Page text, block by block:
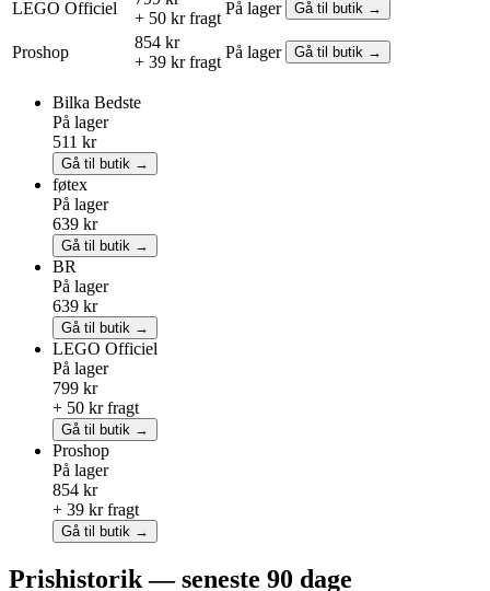
LEGO Officiel
+ 50 kr fragt
På lager Gå til butik →
Proshop
854 kr
+ 39 kr fragt
På lager Gå til butik →
Bilka Bedste
På lager
511 kr
Gå til butik →
føtex
På lager
639 kr
Gå til butik →
BR
På lager
639 kr
Gå til butik →
LEGO Officiel
På lager
799 kr
+ 50 kr fragt
Gå til butik →
Proshop
På lager
854 kr
+ 39 kr fragt
Gå til butik →
Prishistorik — seneste 90 dage